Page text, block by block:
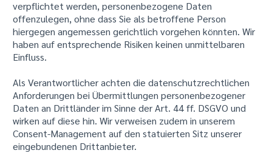
verpflichtet werden, personenbezogene Daten
offenzulegen, ohne dass Sie als betroffene Person
hiergegen angemessen gerichtlich vorgehen könnten. Wir
haben auf entsprechende Risiken keinen unmittelbaren
Einfluss.
Als Verantwortlicher achten die datenschutzrechtlichen
Anforderungen bei Übermittlungen personenbezogener
Daten an Drittländer im Sinne der Art. 44 ff. DSGVO und
wirken auf diese hin. Wir verweisen zudem in unserem
Consent-Management auf den statuierten Sitz unserer
eingebundenen Drittanbieter.